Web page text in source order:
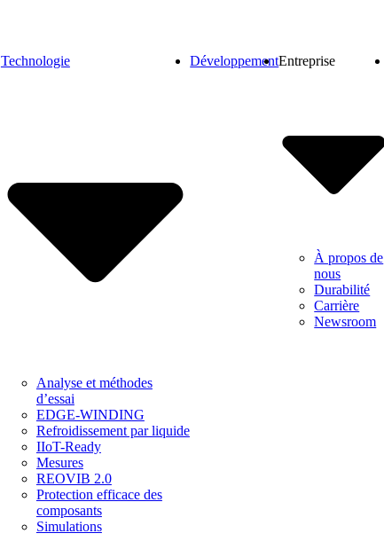
Technologie
Analyse et méthodes
d’essai
EDGE-WINDING
Refroidissement par liquide
IIoT-Ready
Mesures
REOVIB 2.0
Protection efficace des
composants
Simulations
DéveloppementEntreprise
À propos de
nous
Durabilité
Carrière
Newsroom